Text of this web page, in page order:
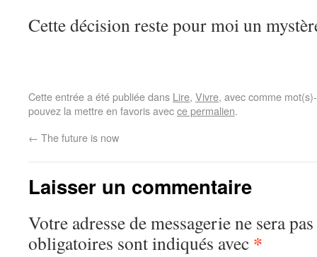
Cette décision reste pour moi un
Cette entrée a été publiée dans Lire, Vivre, avec comme
pouvez la mettre en favoris avecce permalien.
← The future is now
Laisser un commentaire
Votre adresse de messagerie ne sera
obligatoires sont indiqués avec *